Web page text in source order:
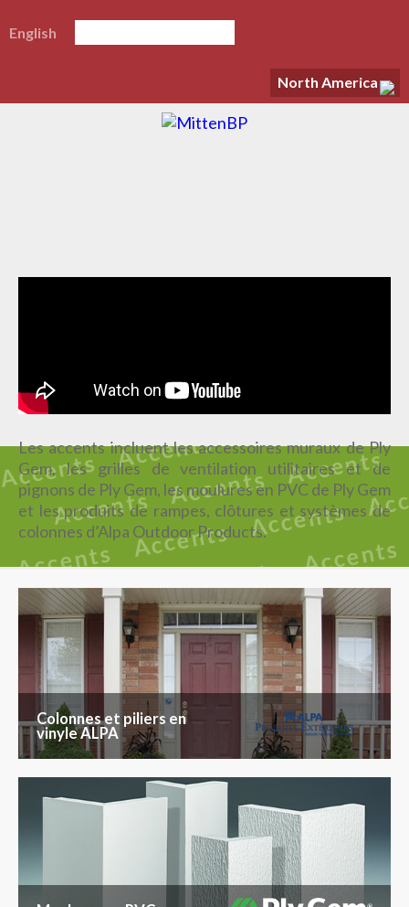
North America
English
Les accents incluent les accessoires muraux de Ply
Gem, les grilles de ventilation utilitaires et de
pignons de Ply Gem, les moulures en PVC de Ply Gem
et les produits de rampes, clôtures et systèmes de
colonnes d’Alpa Outdoor Products.
Colonnes et piliers en
vinyle ALPA